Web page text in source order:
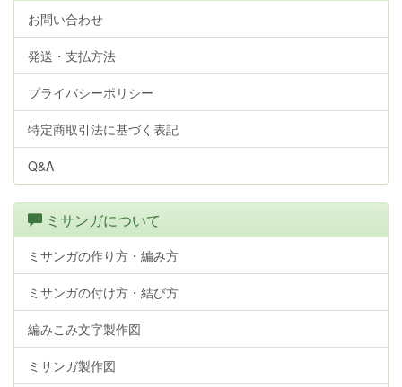
お問い合わせ
発送・支払方法
プライバシーポリシー
特定商取引法に基づく表記
Q&A
ミサンガについて
ミサンガの作り方・編み方
ミサンガの付け方・結び方
編みこみ文字製作図
ミサンガ製作図